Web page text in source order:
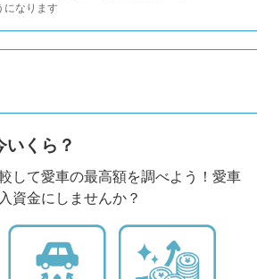
になります
いくら？
して愛車の最高額を調べよう！愛車
資金にしませんか？